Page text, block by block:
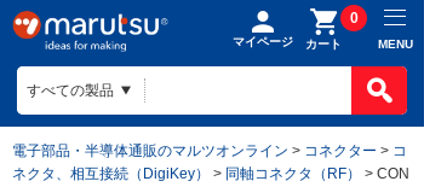
マイページ カート
0
MENU
電子部品・半導体通販のマルツオンライン > コネクター > コ
ネクタ、相互接続（DigiKey）
> 同軸コネクタ（RF）
> CON